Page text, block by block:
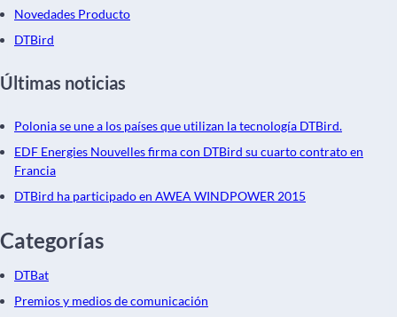
Novedades Producto
DTBird
Últimas noticias
Polonia se une a los países que utilizan la tecnología DTBird.
EDF Energies Nouvelles firma con DTBird su cuarto contrato en
Francia
DTBird ha participado en AWEA WINDPOWER 2015
Categorías
DTBat
Premios y medios de comunicación